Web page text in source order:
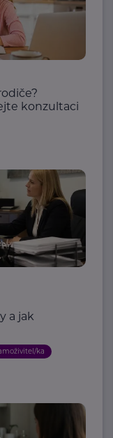
konzultaci
a jak
ka